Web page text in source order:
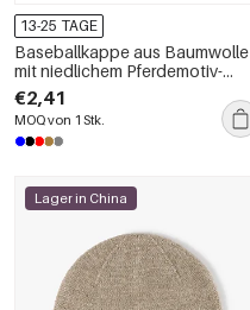
13-25 TAGE
Baseballkappe aus Baumwolle
mit niedlichem Pferdemotiv-
Stickerei
€2,41
MOQ von 1 Stk.
Lager in China